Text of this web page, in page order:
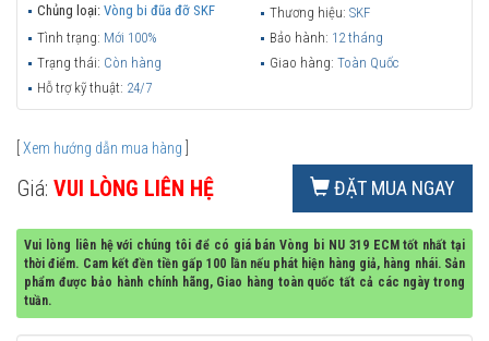
Chủng loại: Vòng bi đũa đỡ SKF Thương hiệu: SKF
Tình trạng: Mới 100% Bảo hành: 12 tháng
Trạng thái: Còn hàng Giao hàng: Toàn Quốc
Hỗ trợ kỹ thuật: 24/7
Xem hướng dẫn mua hàng
Giá: VUI LÒNG LIÊN HỆ ĐẶT MUA NGAY
Vui lòng liên hệ với chúng tôi để có giá bán Vòng bi NU 319 ECM tốt nhất tại
thời điểm. Cam kết đền tiền gấp 100 lần nếu phát hiện hàng giả, hàng nhái. Sản
phẩm được bảo hành chính hãng, Giao hàng toàn quốc tất cả các ngày trong
tuần.